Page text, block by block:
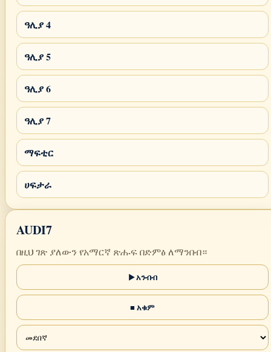
ዓሊያ 4
ዓሊያ 5
ዓሊያ 6
ዓሊያ 7
ማፍቲር
ሀፍታራ
AUDI7
በዚህ ገጽ ያለውን የአማርኛ ጽሑፍ በድምፅ ለማንበብ።
▶ አንብብ
■ አቁም